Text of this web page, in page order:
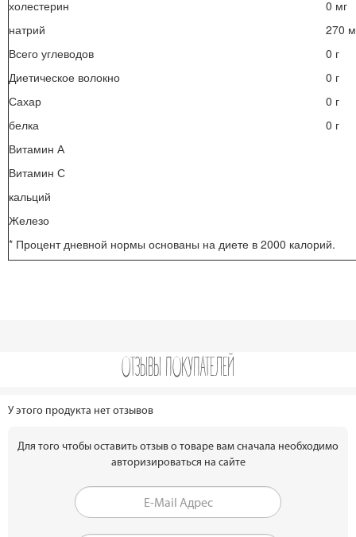
холестерин
0 мг
натрий
270
Всего углеводов
0 г
Диетическое волокно
0 г
Сахар
0 г
белка
0 г
Витамин А
Витамин С
кальций
Железо
* Процент дневной нормы основаны на диете в 2000 калорий.
ОТЗЫВЫ ПОКУПАТЕЛЕЙ
У этого продукта нет отзывов
Для того чтобы оставить отзыв о товаре вам сначала необходимо
авторизироваться на сайте